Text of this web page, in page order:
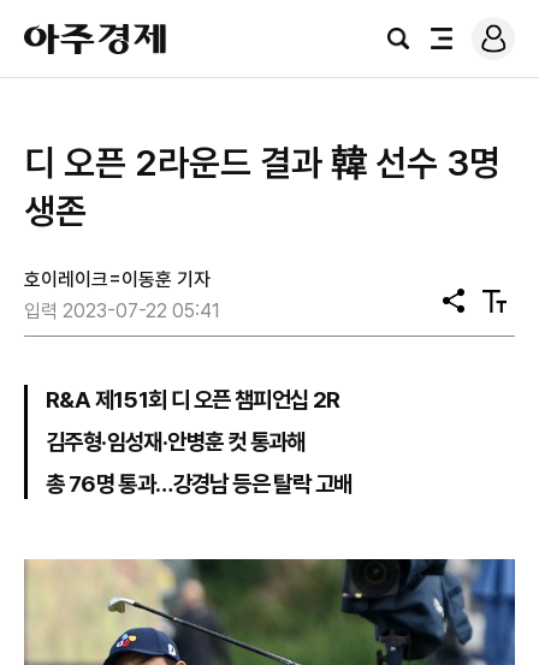
아
주
경
검
전
로
그
​디 오픈 2라운드 결과 韓 선수 3명
생존
호이레이크=이동훈 기자
입력 2023-07-22 05:41
공
유
텍
스
R&A 제151회 디 오픈 챔피언십 2R
김주형·임성재·안병훈 컷 통과해
총 76명 통과…강경남 등은 탈락 고배